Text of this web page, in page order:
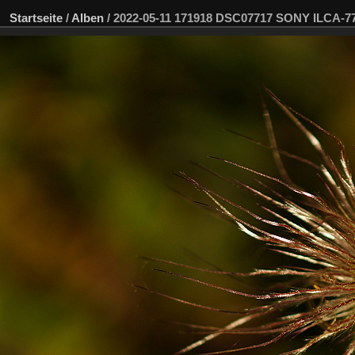
Startseite / Alben / 2022-05-11 171918 DSC07717 SONY ILCA-